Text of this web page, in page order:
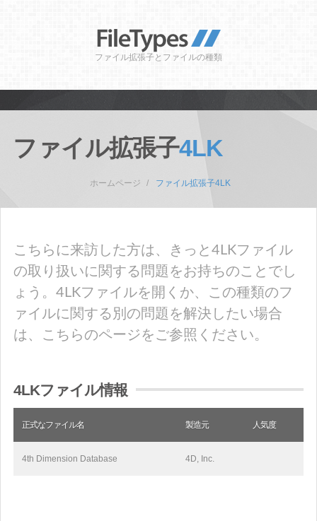
ファイル拡張子とファイルの種類
ファイル拡張子4LK
ホームページ ファイル拡張子4LK
こちらに来訪した方は、きっと4LKファイル
の取り扱いに関する問題をお持ちのことでし
ょう。4LKファイルを開くか、この種類のフ
ァイルに関する別の問題を解決したい場合
は、こちらのページをご参照ください。
4LKファイル情報
正式なファイル名 製造元 人気度
4th Dimension Database 4D, Inc.